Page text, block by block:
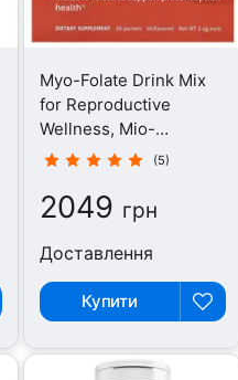
Myo-Folate Drink Mix
for Reproductive
Wellness, Міо-
інозитол, 30 шт
(5)
2049 грн
Доставлення
Купити